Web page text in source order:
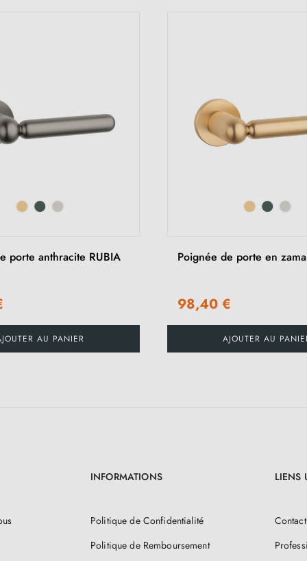
porte anthracite RUBIA
AU PANIER
Poignée de porte en
98,40 €
AJOUTER AU
INFORMATIONS
Politique de Confidentialité
Politique de Remboursement
LIENS
Contact